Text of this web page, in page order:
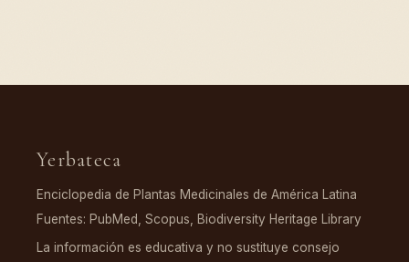
Yerbateca
Enciclopedia de Plantas Medicinales de América Latina
Fuentes: PubMed, Scopus, Biodiversity Heritage Library
La información es educativa y no sustituye consejo